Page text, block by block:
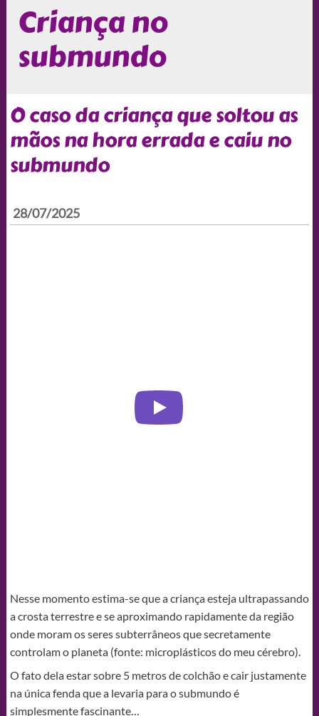
Criança no
submundo
O caso da criança que soltou as
mãos na hora errada e caiu no
submundo
28/07/2025
Nesse momento estima-se que a criança esteja ultrapassando
a crosta terrestre e se aproximando rapidamente da região
onde moram os seres subterrâneos que secretamente
controlam o planeta (fonte: microplásticos do meu cérebro).
O fato dela estar sobre 5 metros de colchão e cair justamente
na única fenda que a levaria para o submundo é
simplesmente fascinante…